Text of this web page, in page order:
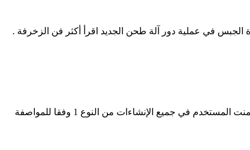
في عملية دور آلة طحن الجديد اقرأ أكثر ‫فن الزخرفة .
شرح عملية تعدين الجبس. عملية تعدين الجبس ل الأسمنت عملية تعدين الكروم على نطاق صغير عملية الترطيب من الاسمنت ktclub يكون الأسمنت المستخدم في جميع الإنشاءات من النوع 1 وفقا للمواصفة